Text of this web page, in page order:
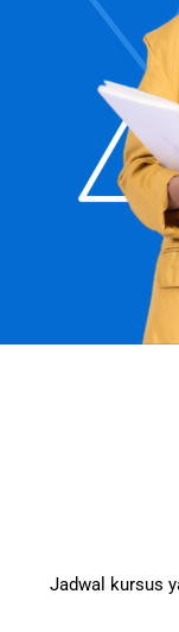
Jadwal kursus